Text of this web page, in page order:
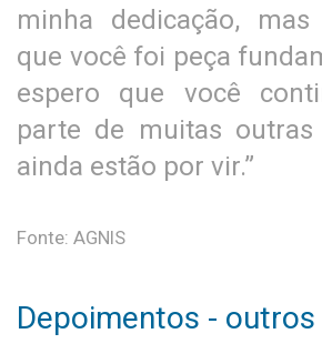
minha dedicação,
que você foi peça
espero que você
parte de muitas outras
ainda estão por vir.”
Fonte: AGNIS
Depoimentos - outros